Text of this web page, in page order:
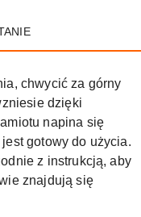
chwycić za górny
dzięki
napina się
gotowy do użycia.
z instrukcją, aby
znajdują się